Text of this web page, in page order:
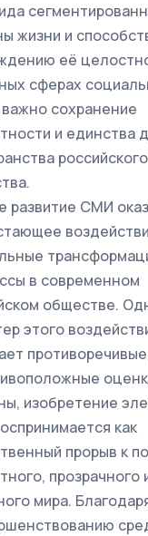
жизни и
её
сферах
сохранение
и единства
российского
развитие СМИ
в современном
обществе.
этого
изобретение
как
прорыв к
прозрачного
мира.